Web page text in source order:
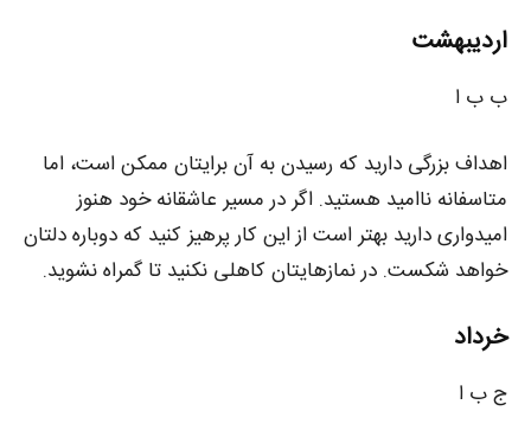
اردیبهشت
ب ب ا
اهداف بزرگی دارید که رسیدن به آن برایتان ممکن است، اما
متاسفانه ناامید هستید. اگر در مسیر عاشقانه خود هنوز
امیدواری دارید بهتر است از این کار پرهیز کنید که دوباره دلتان
خواهد شکست. در نمازهایتان کاهلی نکنید تا گمراه نشوید.
خرداد
ج ب ا